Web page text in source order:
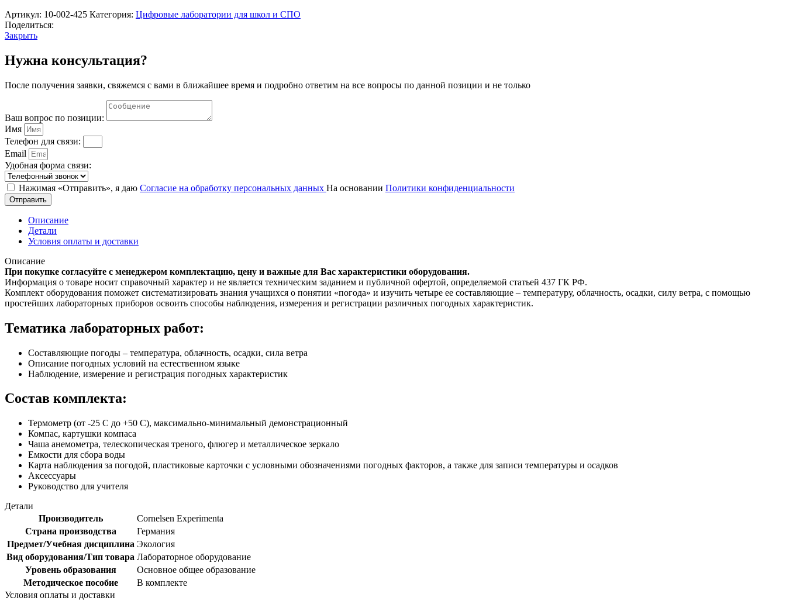
погодой"
Cornelsen
Артикул: 10-002-425 Категория: Цифровые лаборатории для школ и СПО
Поделиться:
Закрыть
Нужна консультация?
После получения заявки, свяжемся с вами в ближайшее время и подробно ответим на все вопросы по данной позиции и не только
Ваш вопрос по позиции:
Имя
Телефон для связи:
Email
Удобная форма связи:
Нажимая «Отправить», я даю Согласие на обработку персональных данных На основании Политики конфиденциальности
Отправить
Описание
Детали
Условия оплаты и доставки
Описание
При покупке согласуйте с менеджером комплектацию, цену и важные для Вас характеристики оборудования.
Информация о товаре носит справочный характер и не является техническим заданием и публичной офертой, определяемой статьей 437 ГК РФ.
Комплект оборудования поможет систематизировать знания учащихся о понятии «погода» и изучить четыре ее составляющие – температуру, облачность, осадки, силу ветра, с помощью
простейших лабораторных приборов освоить способы наблюдения, измерения и регистрации различных погодных характеристик.
Тематика лабораторных работ:
Составляющие погоды – температура, облачность, осадки, сила ветра
Описание погодных условий на естественном языке
Наблюдение, измерение и регистрация погодных характеристик
Состав комплекта:
Термометр (от -25 С до +50 С), максимально-минимальный демонстрационный
Компас, картушки компаса
Чаша анемометра, телескопическая треного, флюгер и металлическое зеркало
Емкости для сбора воды
Карта наблюдения за погодой, пластиковые карточки с условными обозначениями погодных факторов, а также для записи температуры и осадков
Аксессуары
Руководство для учителя
Детали
Производитель
Cornelsen Experimenta
Страна производства
Германия
Предмет/Учебная дисциплина Экология
Вид оборудования/Тип товара Лабораторное оборудование
Уровень образования
Основное общее образование
Методическое пособие
В комплекте
Условия оплаты и доставки